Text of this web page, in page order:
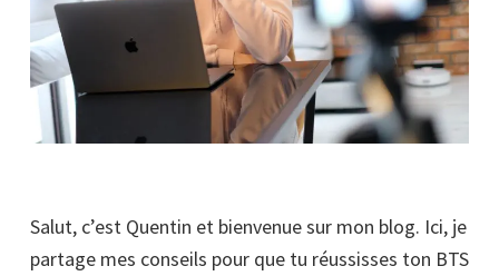
Salut, c’est Quentin et bienvenue sur mon blog. Ici, je
partage mes conseils pour que tu réussisses ton BTS